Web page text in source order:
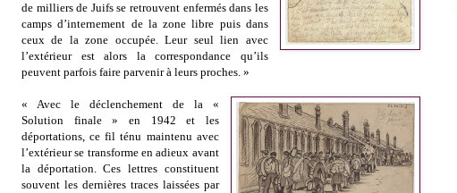
de milliers de Juifs se retrouvent enfermés dans les
camps d’internement de la zone libre puis dans
ceux de la zone occupée. Leur seul lien avec
l’extérieur est alors la correspondance qu’ils
peuvent parfois faire parvenir à leurs proches. »
« Avec le déclenchement de la «
Solution finale » en 1942 et les
déportations, ce fil ténu maintenu avec
l’extérieur se transforme en adieux avant
la déportation. Ces lettres constituent
souvent les dernières traces laissées par